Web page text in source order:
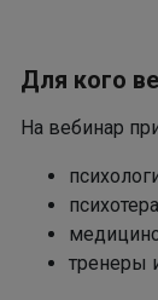
Для кого
На вебинар
тренеры